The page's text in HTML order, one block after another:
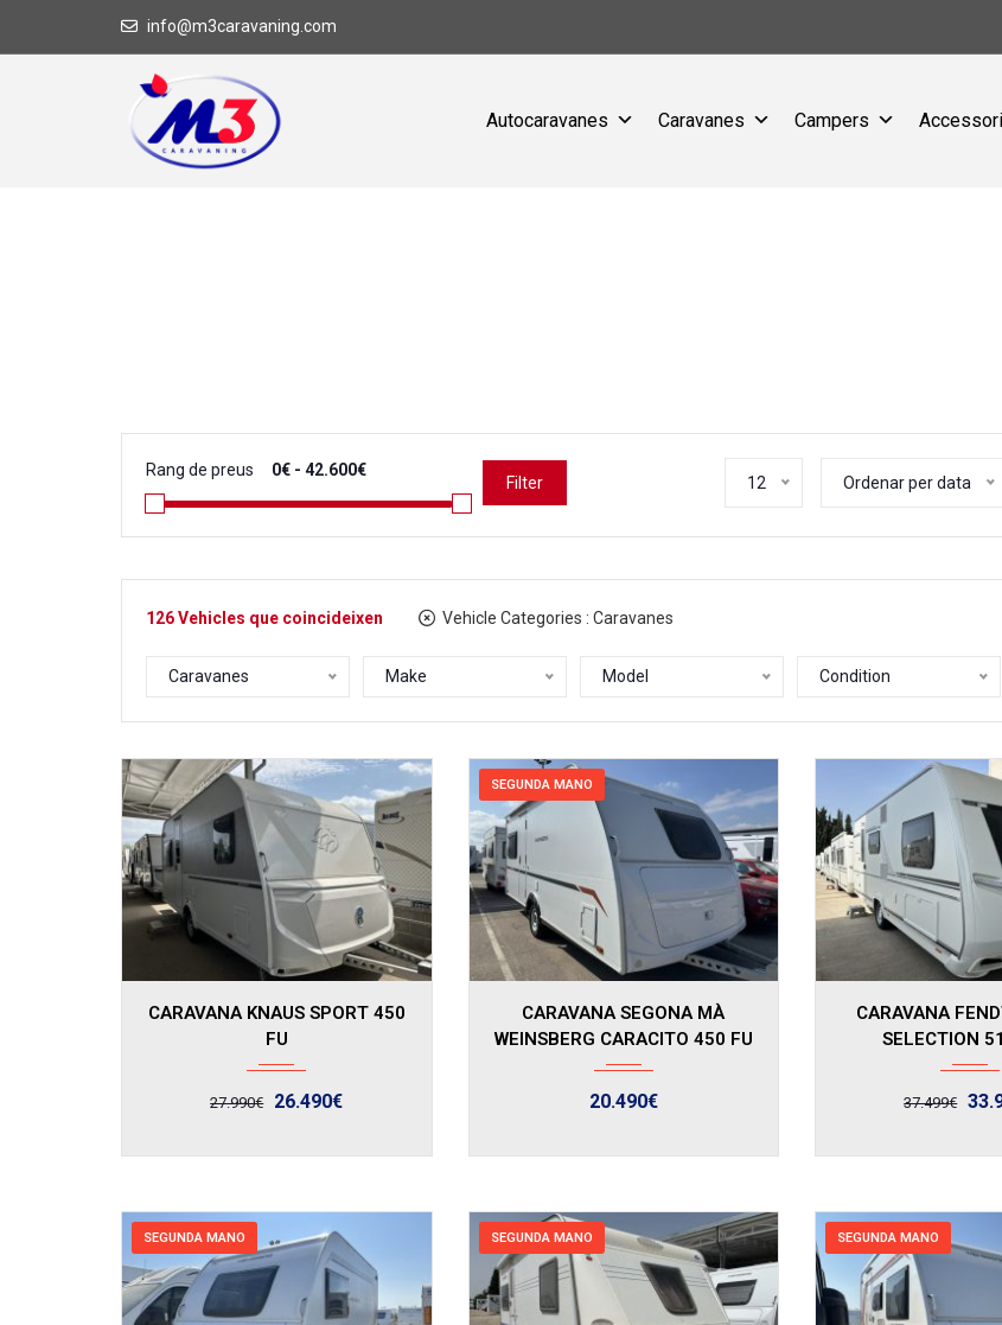
info@m3caravaning.com
Autocaravanes Caravanes Campers
Rang de preus
Filter 12 Ordenar per data
126Vehicles que coincideixen Vehicle Categories : Caravanes
Caravanes Make Model Condition
CARAVANA KNAUS SPORT 450
FU
27.990€ 26.490€
SEGUNDA MANO
2025
CARAVANA SEGONA MÀ
WEINSBERG CARACITO 450 FU
20.490€
CARAVANA
SELECTION
37.499€
SEGUNDA MANO SEGUNDA MANO SEGUNDA MANO